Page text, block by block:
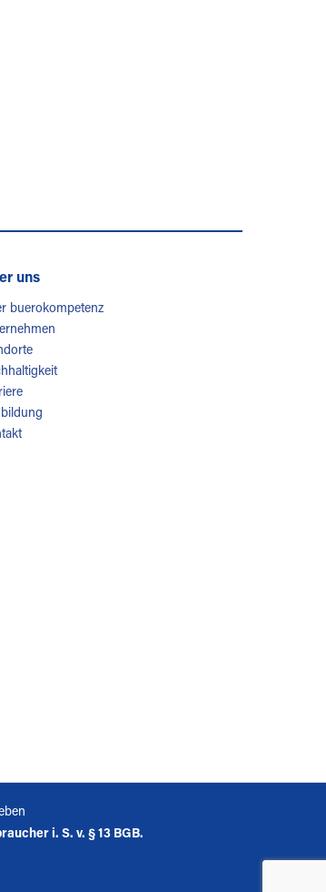
uns
buerokompetenz
i. S. v. § 13 BGB.